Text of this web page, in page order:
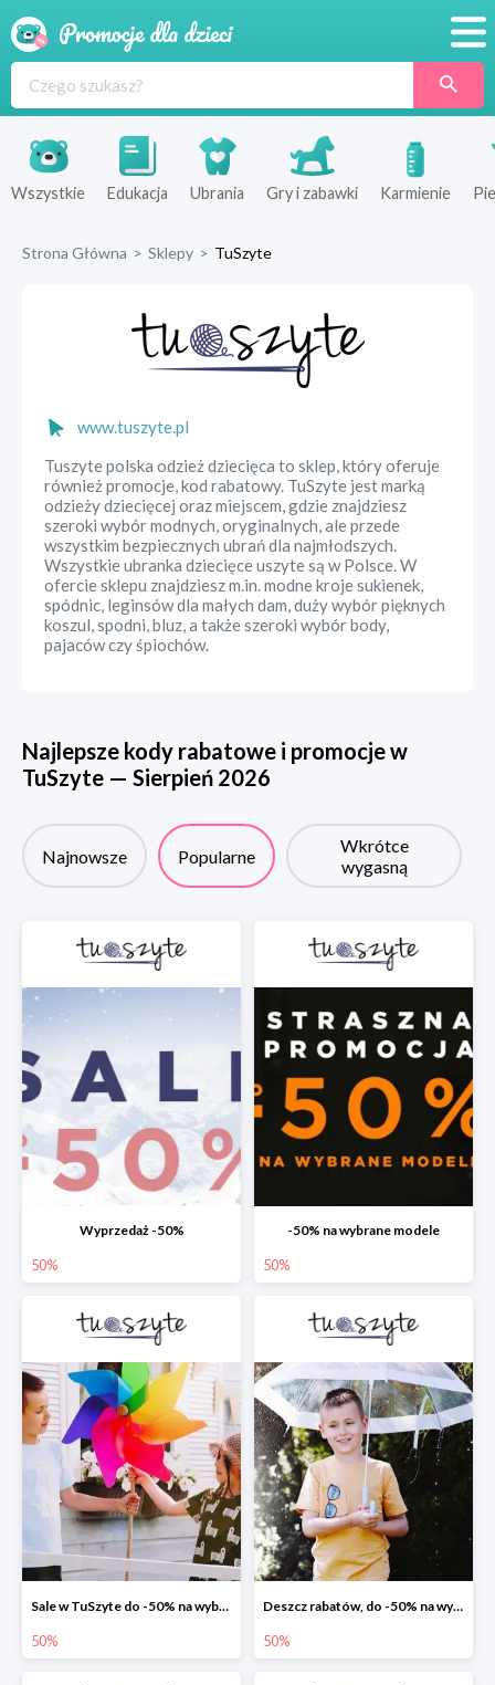
Produkty
Sklepy
Wszystkie Edukacja Ubrania Gry i zabawki Karmienie
Strona Główna > Sklepy > TuSzyte
www.tuszyte.pl
Tuszyte polska odzież dziecięca to sklep, który oferuje
również promocje, kod rabatowy. TuSzyte jest marką
odzieży dziecięcej oraz miejscem, gdzie znajdziesz
szeroki wybór modnych, oryginalnych, ale przede
wszystkim bezpiecznych ubrań dla najmłodszych.
Wszystkie ubranka dziecięce uszyte są w Polsce. W
ofercie sklepu znajdziesz m.in. modne kroje sukienek,
spódnic, leginsów dla małych dam, duży wybór pięknych
koszul, spodni, bluz, a także szeroki wybór body,
pajaców czy śpiochów.
Najlepsze kody rabatowe i promocje w
TuSzyte — Sierpień 2026
Najnowsze Popularne
Wkrótce
wygasną
Wyprzedaż -50%
50%
-50% na wybrane modele
50%
Sale w TuSzyte do -50% na wybrane modele
50%
Deszcz rabatów, do -50% na wybrane modele
50%